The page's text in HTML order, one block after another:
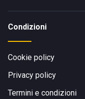
Condizioni
Cookie policy
Privacy policy
Termini e condizioni